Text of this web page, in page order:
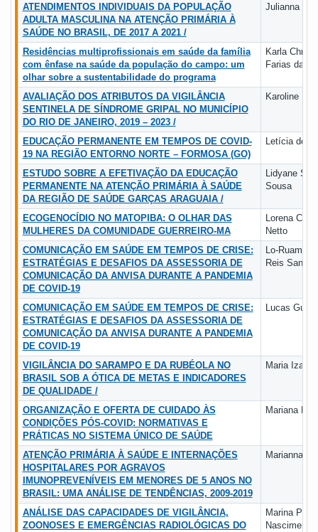
ATENDIMENTOS INDIVIDUAIS DA POPULAÇÃO
ADULTA MASCULINA NA ATENÇÃO PRIMÁRIA À
SAÚDE NO BRASIL, DE 2017 A 2021 /
Julianna
Residências multiprofissionais em saúde da família
com ênfase na saúde da população do campo: um
olhar sobre a sustentabilidade do programa
Karla
Farias da
AVALIAÇÃO DOS ATRIBUTOS DA VIGILÂNCIA
SENTINELA DE SÍNDROME GRIPAL NO MUNICÍPIO
DO RIO DE JANEIRO, 2019 – 2023 /
Karoline
EDUCAÇÃO PERMANENTE EM TEMPOS DE COVID-
19 NA REGIÃO ENTORNO NORTE – FORMOSA (GO)
Letícia de
ESTUDO SOBRE A EFETIVAÇÃO DA EDUCAÇÃO
PERMANENTE NA ATENÇÃO PRIMÁRIA À SAÚDE
DA REGIÃO DE SAÚDE GARÇAS ARAGUAIA /
Lidyane
Sousa
ECOGENOCÍDIO NO MATOPIBA: O OLHAR DAS
MULHERES DA COMUNIDADE GUERREIRO-MA
Lorena
Netto
COMUNICAÇÃO EM SAÚDE EM TEMPOS DE CRISE:
ESTRATÉGIAS E DESAFIOS DA ASSESSORIA DE
COMUNICAÇÃO DA ANVISA DURANTE A PANDEMIA
DE COVID-19
Lo-Ruama
Reis Santos
COMUNICAÇÃO EM SAÚDE EM TEMPOS DE CRISE:
ESTRATÉGIAS E DESAFIOS DA ASSESSORIA DE
COMUNICAÇÃO DA ANVISA DURANTE A PANDEMIA
DE COVID-19
Lucas
VIGILÂNCIA DO SARAMPO E DA RUBÉOLA NO
BRASIL SOB A ÓTICA DE METAS E INDICADORES
DE QUALIDADE /
Maria
ORGANIZAÇÃO E OFERTA DE CUIDADO ÀS
CONDIÇÕES PÓS-COVID: NORMATIVAS E
PRÁTICAS NO SISTEMA ÚNICO DE SAÚDE
Mariana
ATENÇÃO PRIMÁRIA À SAÚDE E INTERNAÇÕES
HOSPITALARES POR AGRAVOS
IMUNOPREVENÍVEIS EM MENORES DE 5 ANOS NO
BRASIL: UMA ANÁLISE DE TENDÊNCIAS, 2009-2019
Marianna
ANÁLISE DAS CAPACIDADES DE VIGILÂNCIA,
ZOONOSES E EMERGÊNCIAS RADIOLÓGICAS DO
Marina
Nascimento